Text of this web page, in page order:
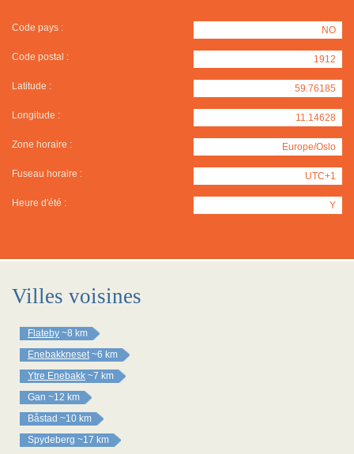
Code pays : NO
Code postal : 1912
Latitude : 59.76185
Longitude : 11.14628
Zone horaire : Europe/Oslo
Fuseau horaire : UTC+1
Heure d'été : Y
Villes voisines
Flateby ~8 km
Enebakkneset ~6 km
Ytre Enebakk ~7 km
Gan ~12 km
Båstad ~10 km
Spydeberg ~17 km